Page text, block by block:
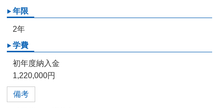
年限
2年
学費
初年度納入金
1,220,000円
備考